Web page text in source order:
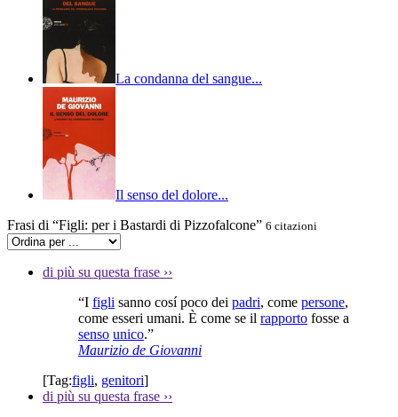
La condanna del sangue...
Il senso del dolore...
Frasi di “Figli: per i Bastardi di Pizzofalcone” 6 citazioni
di più su questa frase ››
“I figli sanno cosí poco dei padri, come persone,
come esseri umani. È come se il rapporto fosse a
senso unico.”
Maurizio de Giovanni
[Tag:figli, genitori]
di più su questa frase ››